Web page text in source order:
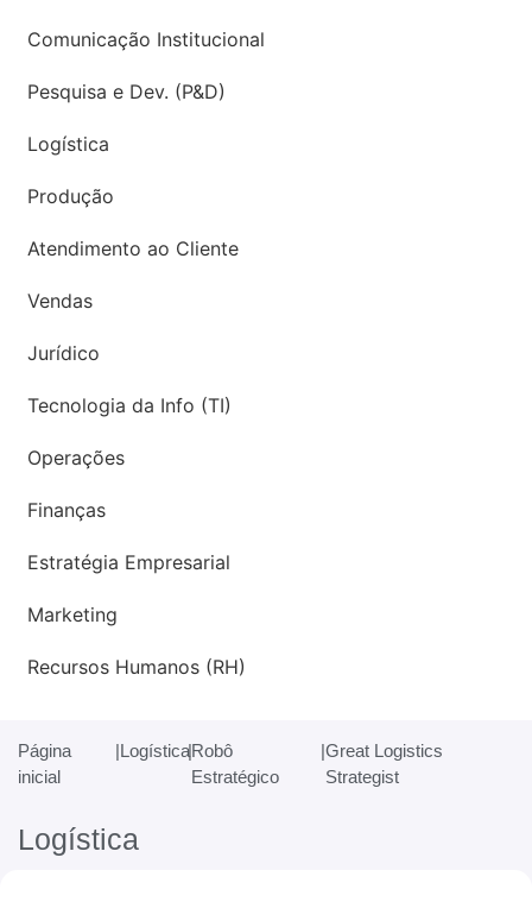
Comunicação Institucional
Pesquisa e Dev. (P&D)
Logística
Produção
Atendimento ao Cliente
Vendas
Jurídico
Tecnologia da Info (TI)
Operações
Finanças
Estratégia Empresarial
Marketing
Recursos Humanos (RH)
Página
inicial
|Logística|Robô
Estratégico
|Great Logistics
Strategist
Logística